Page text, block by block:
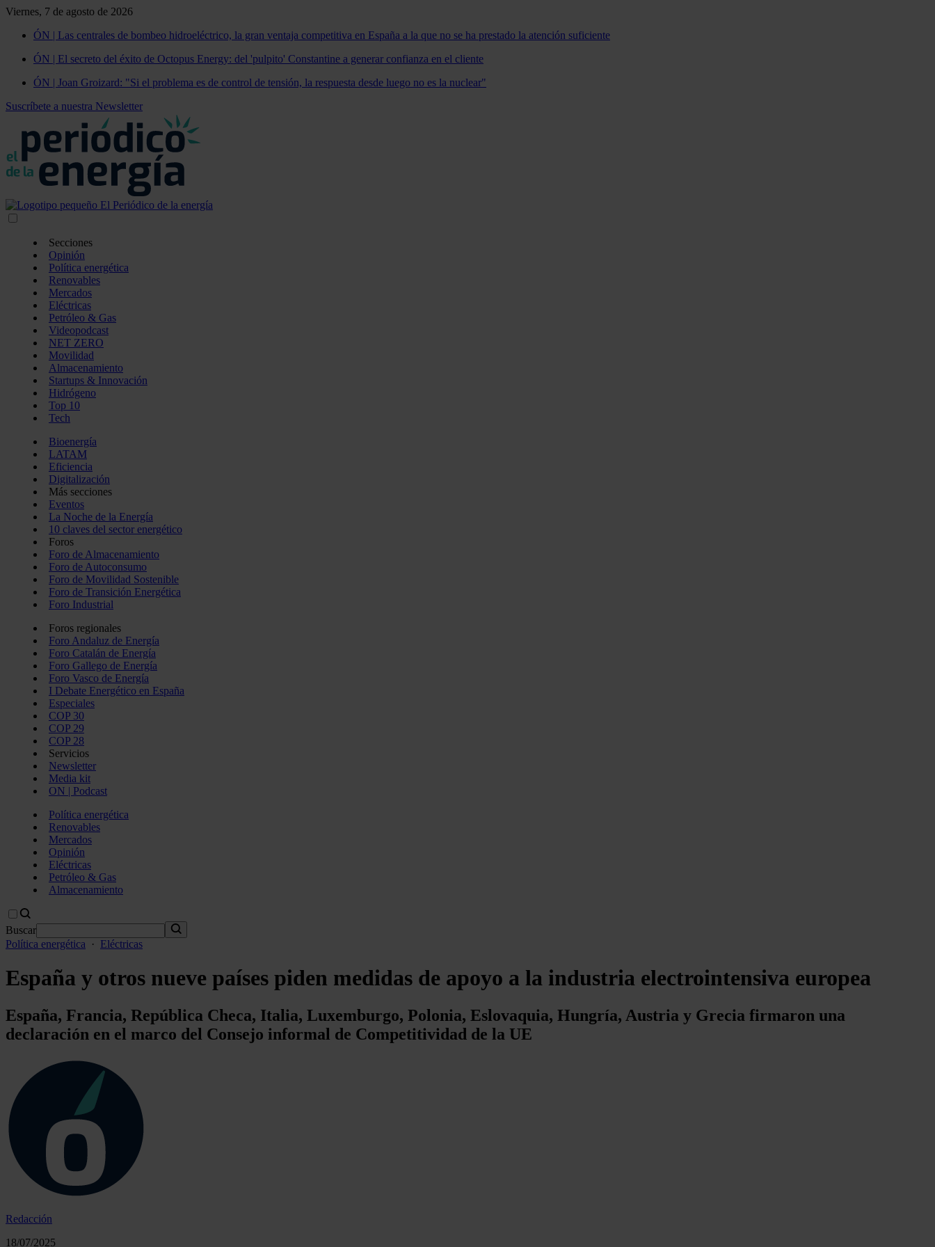
Viernes, 7 de agosto de 2026
ÓN | Las centrales de bombeo hidroeléctrico, la gran ventaja competitiva en España a la que no se ha prestado la atención suficiente
ÓN | El secreto del éxito de Octopus Energy: del 'pulpito' Constantine a generar confianza en el cliente
ÓN | Joan Groizard: "Si el problema es de control de tensión, la respuesta desde luego no es la nuclear"
Suscríbete a nuestra Newsletter
Secciones
Opinión
Política energética
Renovables
Mercados
Eléctricas
Petróleo & Gas
Videopodcast
NET ZERO
Movilidad
Almacenamiento
Startups & Innovación
Hidrógeno
Top 10
Tech
Bioenergía
LATAM
Eficiencia
Digitalización
Más secciones
Eventos
La Noche de la Energía
10 claves del sector energético
Foros
Foro de Almacenamiento
Foro de Autoconsumo
Foro de Movilidad Sostenible
Foro de Transición Energética
Foro Industrial
Foros regionales
Foro Andaluz de Energía
Foro Catalán de Energía
Foro Gallego de Energía
Foro Vasco de Energía
I Debate Energético en España
Especiales
COP 30
COP 29
COP 28
Servicios
Newsletter
Media kit
ON | Podcast
Política energética
Renovables
Mercados
Opinión
Eléctricas
Petróleo & Gas
Almacenamiento
Buscar
Política energética
· Eléctricas
España y otros nueve países piden medidas de apoyo a la industria electrointensiva europea
España, Francia, República Checa, Italia, Luxemburgo, Polonia, Eslovaquia, Hungría, Austria y Grecia firmaron una
declaración en el marco del Consejo informal de Competitividad de la UE
Redacción
18/07/2025